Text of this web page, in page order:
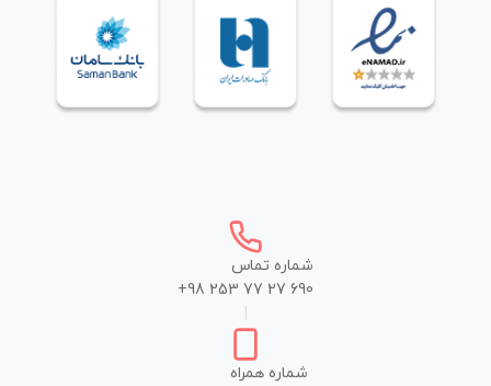
شماره تماس
+98 253 77 27 690
شماره همراه